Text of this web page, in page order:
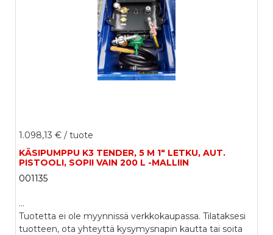
1.098,13 € / tuote
KÄSIPUMPPU K3 TENDER, 5 M 1" LETKU, AUT.
PISTOOLI, SOPII VAIN 200 L -MALLIIN
001135
...
Tuotetta ei ole myynnissä verkkokaupassa. Tilataksesi
tuotteen, ota yhteyttä kysymysnapin kautta tai soita